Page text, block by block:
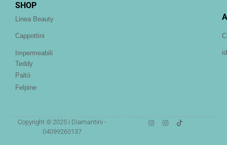
SHOP
Linea Beauty
Cappottini
Impermeabili
Teddy
Paltò
Felpine
Copyright © 2025 i Diamantini -
04099260137